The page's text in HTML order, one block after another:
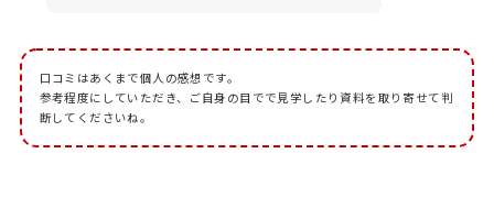
口コミはあくまで個人の感想です。
参考程度にしていただき、ご自身の目でで見学したり資料を取り寄せて判
断してくださいね。